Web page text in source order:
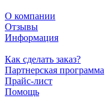
О компании
Отзывы
Информация
Как сделать заказ?
Партнерская программа
Прайс-лист
Помощь